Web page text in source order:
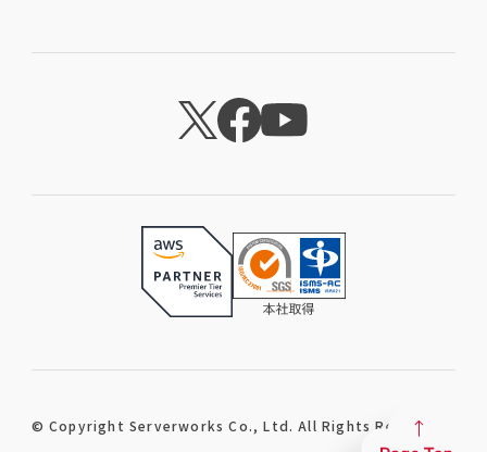
© Copyright Serverworks Co., Ltd. All Rights Reserved.